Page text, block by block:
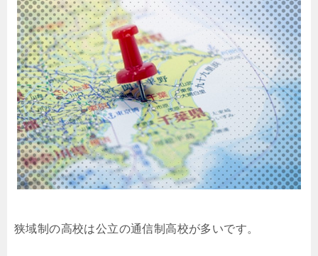
狭域制の高校は公立の通信制高校が多いです。